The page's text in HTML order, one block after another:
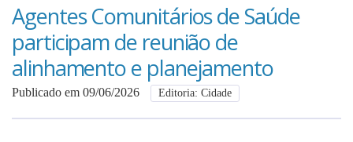
Anuncie
Anuncie
Agentes Comunitários de Saúde
participam de reunião de
alinhamento e planejamento
Publicado em 09/06/2026 Editoria: Cidade